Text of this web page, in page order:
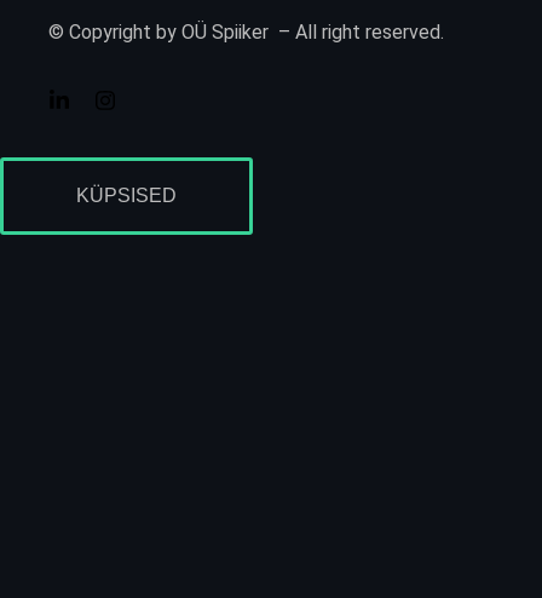
© Copyright by OÜ Spiiker – All right reserved.
KÜPSISED